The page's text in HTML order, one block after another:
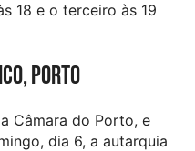
18 e o terceiro às 19
Porto
Câmara do Porto, e
dia 6, a autarquia